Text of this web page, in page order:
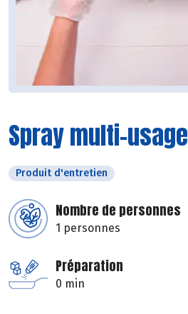
Spray multi-usage
Produit d'entretien
Nombre de personnes
1 personnes
Préparation
0 min